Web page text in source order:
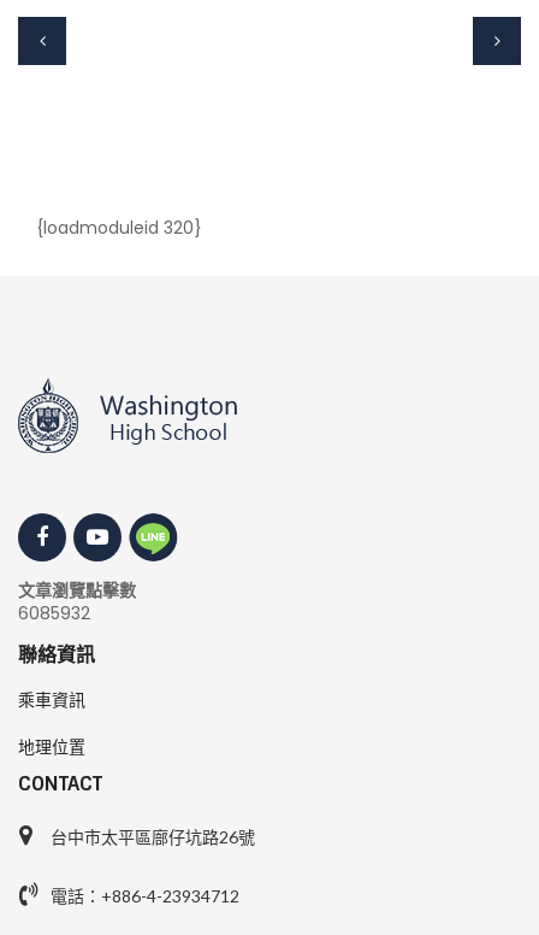
{loadmoduleid 320}
文章瀏覽點擊數
6085932
聯絡資訊
乘車資訊
地理位置
CONTACT
台中市太平區廍仔坑路26號
電話：+886-4-23934712